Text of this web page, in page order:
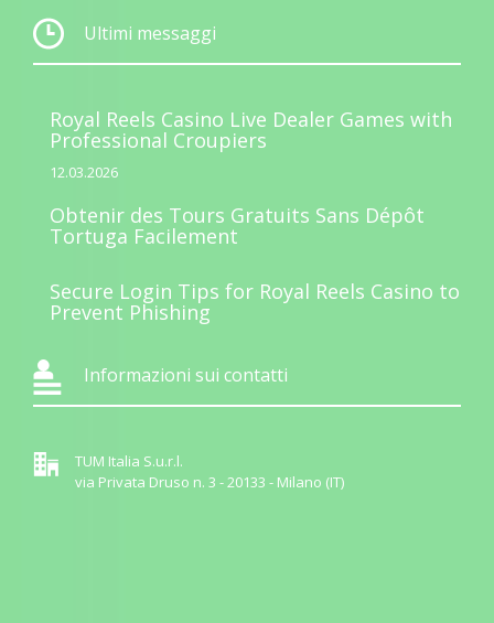
Ultimi messaggi
Royal Reels Casino Live Dealer Games with
Professional Croupiers
12.03.2026
Obtenir des Tours Gratuits Sans Dépôt
Tortuga Facilement
Secure Login Tips for Royal Reels Casino to
Prevent Phishing
Informazioni sui contatti
TUM Italia S.u.r.l.
via Privata Druso n. 3 - 20133 - Milano (IT)